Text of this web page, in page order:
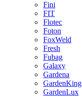
Fini
FIT
Flotec
Foton
FoxWeld
Fresh
Fubag
Galaxy
Gardena
GardenKing
GardenLux